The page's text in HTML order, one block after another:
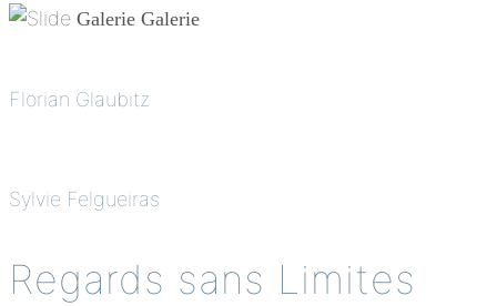
Galerie Galerie
Florian Glaubitz
Sylvie Felgueiras
Regards sans Limites